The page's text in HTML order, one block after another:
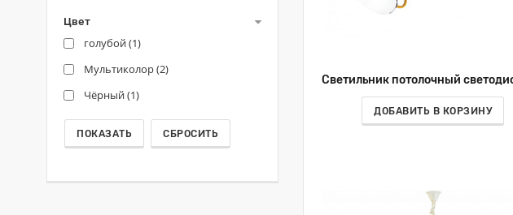
ДОБАВИТЬ В КОРЗИНУ
Цвет
голубой (1)
Мультиколор (2)
Чёрный (1)